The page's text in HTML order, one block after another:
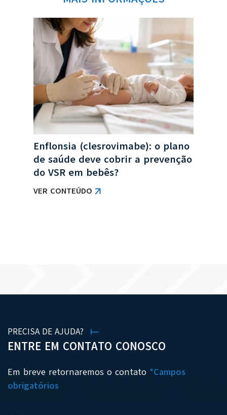
Enflonsia (clesrovimabe): o plano
de saúde deve cobrir a prevenção
do VSR em bebês?
VER CONTEÚDO
PRECISA DE AJUDA?
ENTRE EM CONTATO CONOSCO
Em breve retornaremos o contato *Campos
obrigatórios